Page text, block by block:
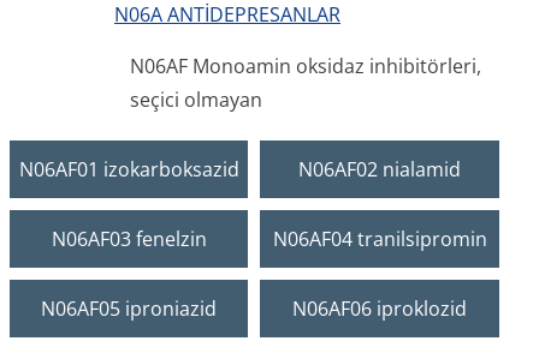
N06A ANTİDEPRESANLAR
N06AF Monoamin oksidaz inhibitörleri,
seçici olmayan
N06AF01 izokarboksazid N06AF02 nialamid
N06AF03 fenelzin N06AF04 tranilsipromin
N06AF05 iproniazid N06AF06 iproklozid